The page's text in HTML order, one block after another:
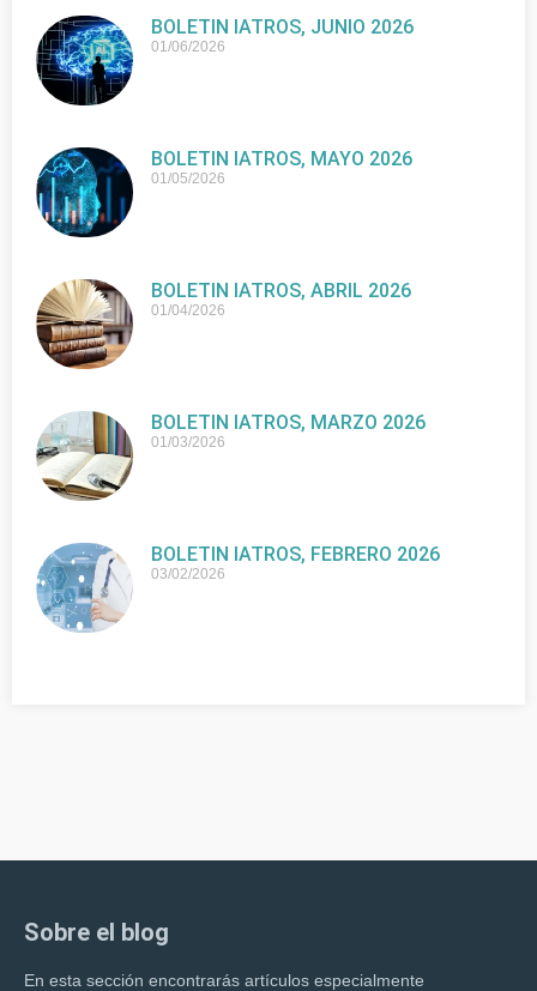
BOLETIN IATROS, JUNIO 2026
01/06/2026
BOLETIN IATROS, MAYO 2026
01/05/2026
BOLETIN IATROS, ABRIL 2026
01/04/2026
BOLETIN IATROS, MARZO 2026
01/03/2026
BOLETIN IATROS, FEBRERO 2026
03/02/2026
Sobre el blog
En esta sección encontrarás artículos especialmente